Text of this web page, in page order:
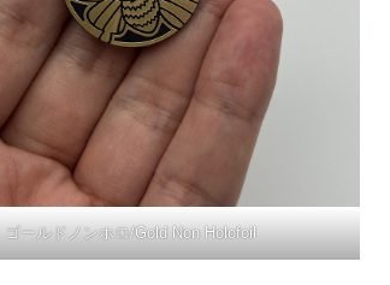
ゴールドノンホロ/Gold Non Holofoil